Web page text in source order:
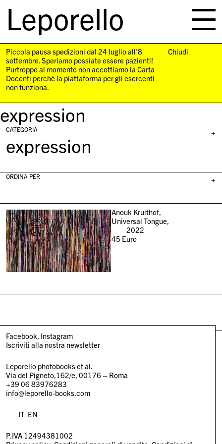
Leporello
navigation
Piccola pausa spedizioni dal 24 luglio all'8
settembre. Speriamo possiate essere pazienti!
Purtroppo al momento non accettiamo la Carta
Docenti perchè la piattaforma per gli esercenti
non funziona.
Chiudi
expression
+
CATEGORIA
expression
+
ORDINA PER
New
Anouk Kruithof,
Universal Tongue,
2022
45 Euro
Facebook Instagram
Iscriviti alla nostra newsletter
Leporello photobooks et al.
Via del Pigneto,162/e, 00176 – Roma
+39 06 83976283
info@leporello-books.com
IT EN
P.IVA 12494381002